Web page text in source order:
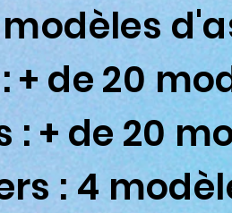
modèles
+ de 20
: + de 20
: 4